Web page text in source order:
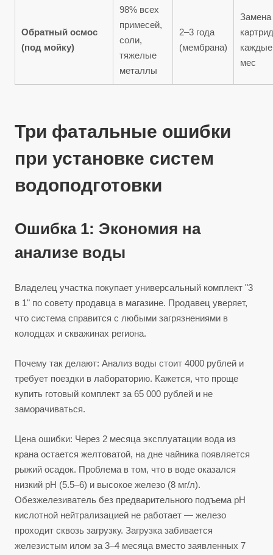
Обратный осмос
(под мойку)
98% всех
примесей,
соли,
тяжелые
металлы
2–3 года
(мембрана)
Замена
мес
Три фатальные ошибки
при установке систем
водоподготовки
Ошибка 1: Экономия на
анализе воды
Владелец участка покупает универсальный комплект "3
в 1" по совету продавца в магазине. Продавец уверяет,
что система справится с любыми загрязнениями в
колодцах и скважинах региона.
Почему так делают: Анализ воды стоит 4000 рублей и
требует поездки в лабораторию. Кажется, что проще
купить готовый комплект за 65 000 рублей и не
заморачиваться.
Цена ошибки: Через 2 месяца эксплуатации вода из
крана остается желтоватой, на дне чайника появляется
рыжий осадок. Проблема в том, что в воде оказался
низкий pH (5.5–6) и высокое железо (8 мг/л).
Обезжелезиватель без предварительного подъема pH
кислотной нейтрализацией не работает — железо
проходит сквозь загрузку. Загрузка забивается
железистым илом за 3–4 месяца вместо заявленных 7